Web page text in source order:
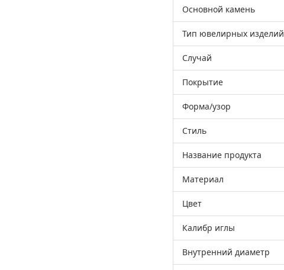
Основной камень
Тип ювелирных изделий
Случай
Покрытие
Форма/узор
Стиль
Название продукта
Материал
Цвет
Калибр иглы
Внутренний диаметр